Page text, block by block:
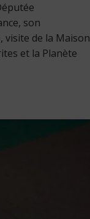
son
visite de la Maison
et la Planète